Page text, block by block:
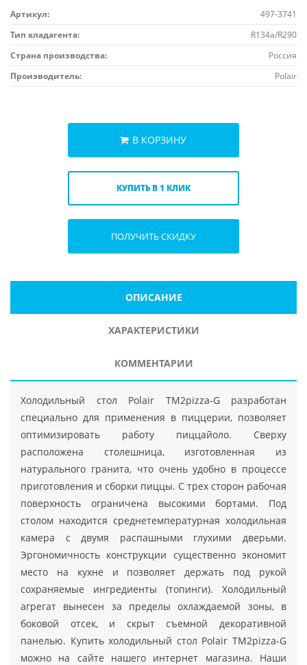
Артикул:
497-3741
Тип хладагента:
R134a/R290
Страна производства:
Россия
Производитель:
Polair
В КОРЗИНУ
КУПИТЬ В 1 КЛИК
ПОЛУЧИТЬ СКИДКУ
ОПИСАНИЕ
ХАРАКТЕРИСТИКИ
КОММЕНТАРИИ
Холодильный стол Polair TM2pizza-G разработан
специально для применения в пиццерии, позволяет
оптимизировать работу пиццайоло. Сверху
расположена столешница, изготовленная из
натурального гранита, что очень удобно в процессе
приготовления и сборки пиццы. С трех сторон рабочая
поверхность ограничена высокими бортами. Под
столом находится среднетемпературная холодильная
камера с двумя распашными глухими дверьми.
Эргономичность конструкции существенно экономит
место на кухне и позволяет держать под рукой
сохраняемые ингредиенты (топинги). Холодильный
агрегат вынесен за пределы охлаждаемой зоны, в
боковой отсек, и скрыт съемной декоративной
панелью. Купить холодильный стол Polair TM2pizza-G
можно на сайте нашего интернет магазина. Наши